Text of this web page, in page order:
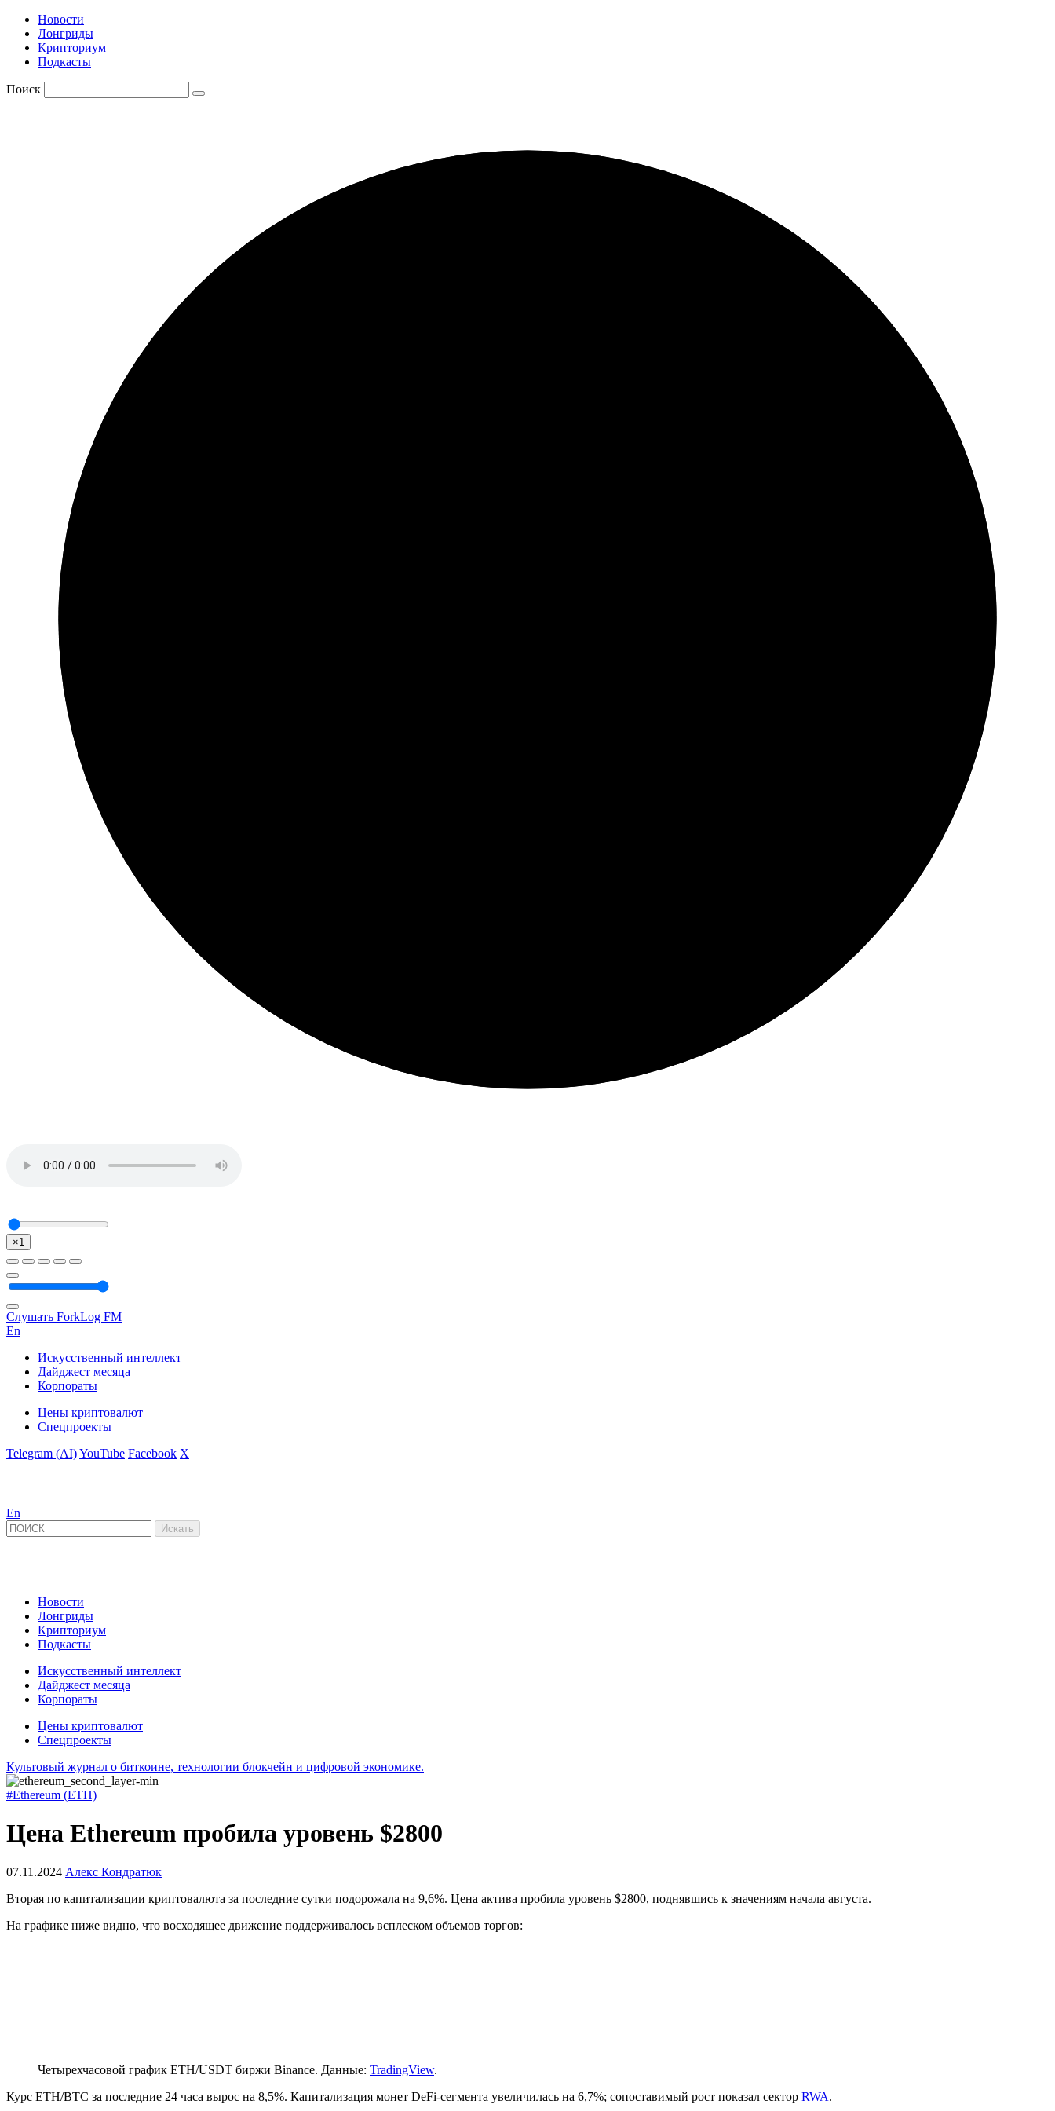
Новости
Лонгриды
Крипториум
Подкасты
Поиск
×1
Слушать ForkLog FM
En
Искусственный интеллект
Дайджест месяца
Корпораты
Цены криптовалют
Спецпроекты
Telegram (AI)YouTube Facebook X
En
Новости
Лонгриды
Крипториум
Подкасты
Искусственный интеллект
Дайджест месяца
Корпораты
Цены криптовалют
Спецпроекты
Культовый журнал о биткоине, технологии блокчейн и цифровой экономике.
#Ethereum (ETH)
Цена Ethereum пробила уровень $2800
07.11.2024 Алекс Кондратюк
Вторая по капитализации криптовалюта за последние сутки подорожала на 9,6%. Цена актива пробила уровень $2800, поднявшись к значениям начала августа.
На графике ниже видно, что восходящее движение поддерживалось всплеском объемов торгов:
Четырехчасовой график ETH/USDT биржи Binance. Данные: TradingView.
Курс ETH/BTC за последние 24 часа вырос на 8,5%. Капитализация монет DeFi-сегмента увеличилась на 6,7%; сопоставимый рост показал сектор RWA.